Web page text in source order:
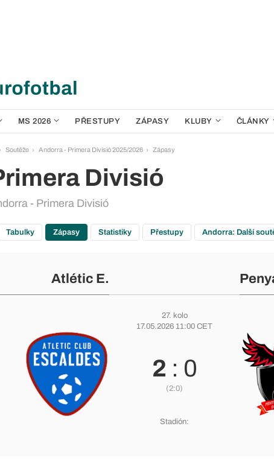
MS 2026 PŘESTUPY ZÁPASY KLUBY ČLÁNKY
Soutěže Andorra - Primera Divisió 2025/2026 Zápasy
Divisió
- Primera Divisió
Tabulky Zápasy Statistiky Přestupy Andorra: Další
Atlétic E.
27. kolo
17.05.2026 11:00 CET
2 : 0
(2:0)
Stadión: